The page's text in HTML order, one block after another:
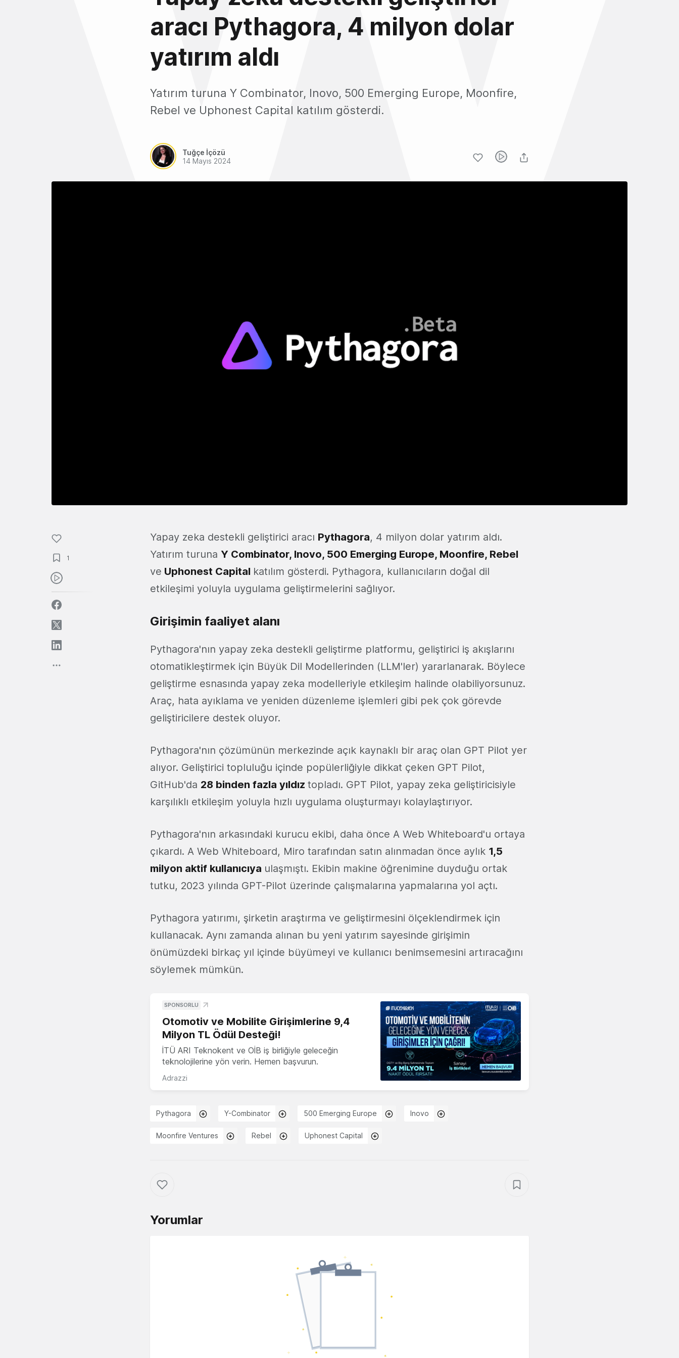
aracı Pythagora, 4 milyon dolar
yatırım aldı
Yatırım turuna Y Combinator, Inovo, 500 Emerging Europe, Moonfire,
Rebel ve Uphonest Capital katılım gösterdi.
Tuğçe İçözü
14 Mayıs 2024
1
Yapay zeka destekli geliştirici aracı Pythagora, 4 milyon dolar yatırım aldı.
Yatırım turuna Y Combinator, Inovo, 500 Emerging Europe, Moonfire, Rebel
ve Uphonest Capital katılım gösterdi. Pythagora, kullanıcıların doğal dil
etkileşimi yoluyla uygulama geliştirmelerini sağlıyor.
Girişimin faaliyet alanı
Pythagora'nın yapay zeka destekli geliştirme platformu, geliştirici iş akışlarını
otomatikleştirmek için Büyük Dil Modellerinden (LLM'ler) yararlanarak. Böylece
geliştirme esnasında yapay zeka modelleriyle etkileşim halinde olabiliyorsunuz.
Araç, hata ayıklama ve yeniden düzenleme işlemleri gibi pek çok görevde
geliştiricilere destek oluyor.
Pythagora'nın çözümünün merkezinde açık kaynaklı bir araç olan GPT Pilot yer
alıyor. Geliştirici topluluğu içinde popülerliğiyle dikkat çeken GPT Pilot,
GitHub'da 28 binden fazla yıldız topladı. GPT Pilot, yapay zeka geliştiricisiyle
karşılıklı etkileşim yoluyla hızlı uygulama oluşturmayı kolaylaştırıyor.
Pythagora'nın arkasındaki kurucu ekibi, daha önce A Web Whiteboard'u ortaya
çıkardı. A Web Whiteboard, Miro tarafından satın alınmadan önce aylık 1,5
milyon aktif kullanıcıya ulaşmıştı. Ekibin makine öğrenimine duyduğu ortak
tutku, 2023 yılında GPT-Pilot üzerinde çalışmalarına yapmalarına yol açtı.
Pythagora yatırımı, şirketin araştırma ve geliştirmesini ölçeklendirmek için
kullanacak. Aynı zamanda alınan bu yeni yatırım sayesinde girişimin
önümüzdeki birkaç yıl içinde büyümeyi ve kullanıcı benimsemesini artıracağını
söylemek mümkün.
SPONSORLU
Otomotiv ve Mobilite Girişimlerine 9,4
Milyon TL Ödül Desteği!
İTÜ ARI Teknokent ve OİB iş birliğiyle geleceğin
teknolojilerine yön verin. Hemen başvurun.
Adrazzi
Pythagora Y-Combinator 500 Emerging Europe Inovo
Moonfire Ventures Rebel Uphonest Capital
Yorumlar